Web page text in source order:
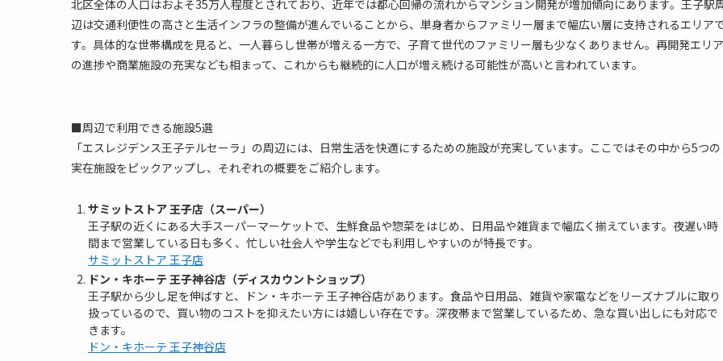
北区全体の人口はおよそ35万人程度とされており、近年では都心回帰の流れからマンション開発が増加傾向にあります。王子駅
辺は交通利便性の高さと生活インフラの整備が進んでいることから、単身者からファミリー層まで幅広い層に支持されるエリア
す。具体的な世帯構成を見ると、一人暮らし世帯が増える一方で、子育て世代のファミリー層も少なくありません。再開発エリア
の進捗や商業施設の充実なども相まって、これからも継続的に人口が増え続ける可能性が高いと言われています。
■周辺で利用できる施設5選
「エスレジデンス王子テルセーラ」の周辺には、日常生活を快適にするための施設が充実しています。ここではその中から5つの
実在施設をピックアップし、それぞれの概要をご紹介します。
サミットストア 王子店（スーパー）
王子駅の近くにある大手スーパーマーケットで、生鮮食品や惣菜をはじめ、日用品や雑貨まで幅広く揃えています。夜遅い時
間まで営業している日も多く、忙しい社会人や学生などでも利用しやすいのが特長です。
サミットストア 王子店
ドン・キホーテ 王子神谷店（ディスカウントショップ）
王子駅から少し足を伸ばすと、ドン・キホーテ 王子神谷店があります。食品や日用品、雑貨や家電などをリーズナブルに取り
扱っているので、買い物のコストを抑えたい方には嬉しい存在です。深夜帯まで営業しているため、急な買い出しにも対応で
きます。
ドン・キホーテ 王子神谷店